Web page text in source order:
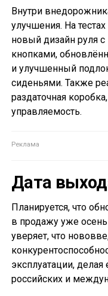
Внутри
улучшения. На
новый дизайн руля
кнопками,
и улучшенный
сиденьями. Также
раздаточная
управляемость.
Дата
Планируется, что
в продажу уже
уверяет, что
эксплуатации,
российских и